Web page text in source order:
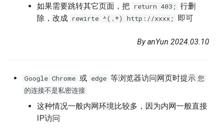
如果需要跳转其它页面，把 return 403; 行删
除，改成 rewirte ^(.*) http://xxxx; 即可
By anYun 2024.03.10
Google Chrome 或 edge 等浏览器访问网页时提示 您
的连接不是私密连接
这种情况一般内网环境比较多，因为内网一般直接
IP访问